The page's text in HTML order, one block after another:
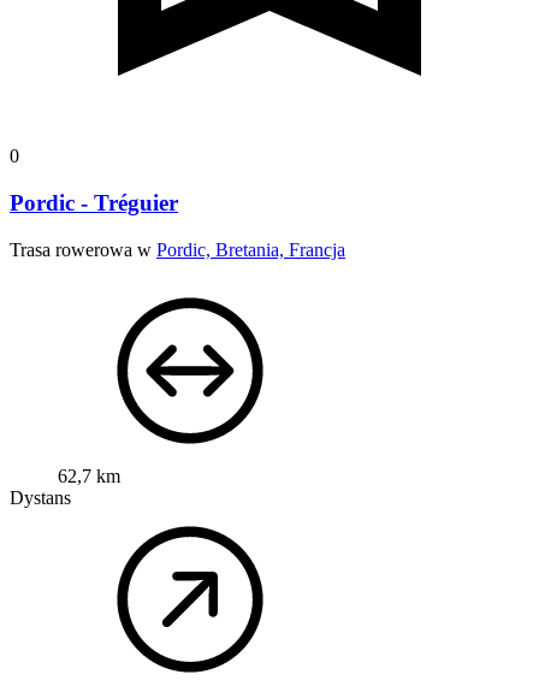
0
Pordic - Tréguier
Trasa rowerowa w Pordic, Bretania, Francja
62,7 km
Dystans